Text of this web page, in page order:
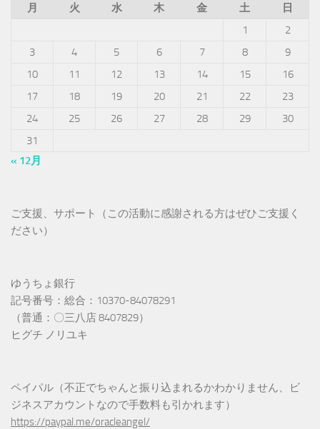
月
火 水 木 金 土
日
1
2
3
4 5 6 7 8
9
10
11 12 13 14 15
16
17
18 19 20 21 22
23
24
25 26 27 28 29
30
31
« 12月
ご支援、サポート（この活動に感謝される方はぜひご支援く
ださい）
ゆうちょ銀行
記号番号：総合：10370-84078291
（普通：〇三八店 8407829）
ヒグチ ノリユキ
ペイパル（不正でちゃんと振り込まれるかわかりません、ビ
ジネスアカウントなので手数料も引かれます）
https://paypal.me/oracleangel/